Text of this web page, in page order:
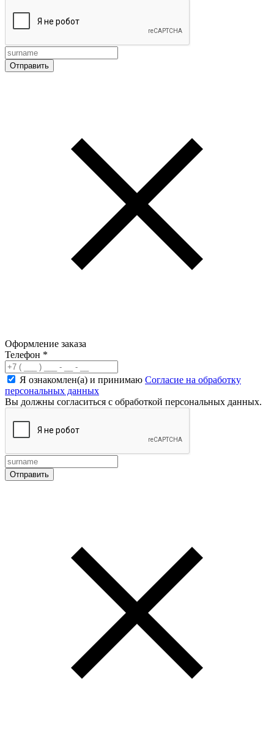
Оформление заказа
Телефон *
Я ознакомлен(а) и принимаю Согласие на обработку
персональных данных
Вы должны согласиться с обработкой персональных данных.